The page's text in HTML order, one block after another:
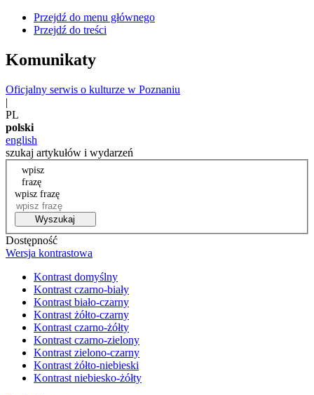
Przejdź do menu głównego
Przejdź do treści
Komunikaty
Oficjalny serwis o kulturze w Poznaniu
|
PL
polski
english
szukaj artykułów i wydarzeń
wpisz
frazę
wpisz frazę
Wyszukaj
Dostępność
Wersja kontrastowa
Kontrast domyślny
Kontrast czarno-biały
Kontrast biało-czarny
Kontrast żółto-czarny
Kontrast czarno-żółty
Kontrast czarno-zielony
Kontrast zielono-czarny
Kontrast żółto-niebieski
Kontrast niebiesko-żółty